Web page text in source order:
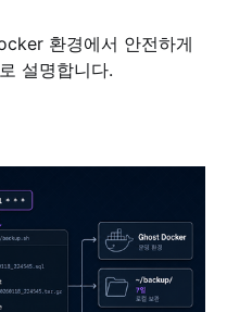
환경에서 안전하게
설명합니다.